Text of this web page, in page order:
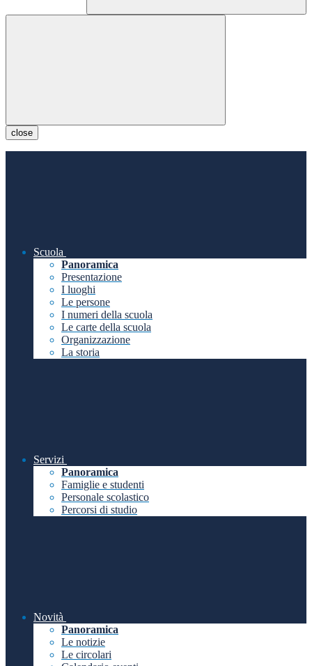
close
Scuola
Panoramica
Presentazione
I luoghi
Le persone
I numeri della scuola
Le carte della scuola
Organizzazione
La storia
Servizi
Panoramica
Famiglie e studenti
Personale scolastico
Percorsi di studio
Novità
Panoramica
Le notizie
Le circolari